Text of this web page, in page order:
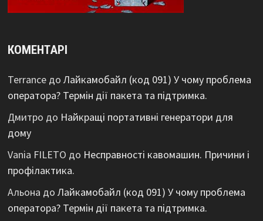
КОМЕНТАРІ
Terranceдо Лайкамобайл (код 091) У чому проблема
оператора? Термін дії пакета та підтримка.
Дмитро до Найкращі портативні генератори для
дому
Vania FILETO до Несправності кавомашин. Причини і
профілактика.
Альона до Лайкамобайл (код 091) У чому проблема
оператора? Термін дії пакета та підтримка.